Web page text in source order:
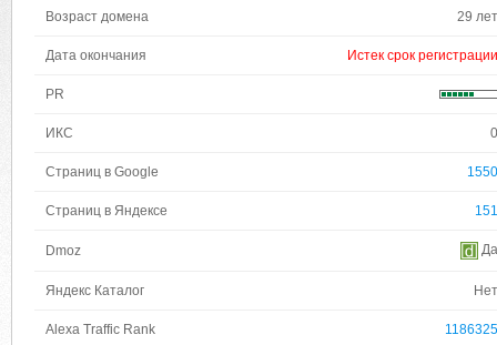
Возраст домена 29 лет
Дата окончания Истек срок регистрации
PR
ИКС 0
Страниц в Google 1550
Страниц в Яндексе 151
Dmoz Да
Яндекс Каталог Нет
Alexa Traffic Rank 1186325